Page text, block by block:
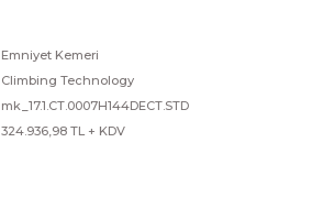
Emniyet Kemeri
Climbing Technology
mk_17.1.CT.0007H144DECT.STD
324.936,98 TL + KDV